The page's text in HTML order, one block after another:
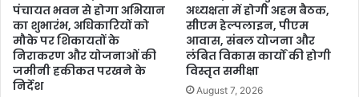
पंचायत भवन से होगा अभियान
का शुभारंभ, अधिकारियों को
मौके पर शिकायतों के
निराकरण और योजनाओं की
जमीनी हकीकत परखने के
निर्देश
अध्यक्षता में होगी अहम बैठक,
सीएम हेल्पलाइन, पीएम
आवास, संबल योजना और
लंबित विकास कार्यों की होगी
विस्तृत समीक्षा
August 7, 2026